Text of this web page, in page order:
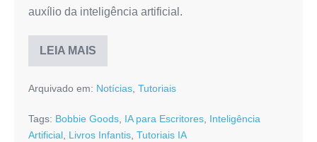
auxílio da inteligência artificial.
LEIA MAIS
Crie
Livros
Colorir
Inteligência
Artificial
Arquivado em: Notícias, Tutoriais
Tags: Bobbie Goods, IA para Escritores, Inteligência
Artificial, Livros Infantis, Tutoriais IA